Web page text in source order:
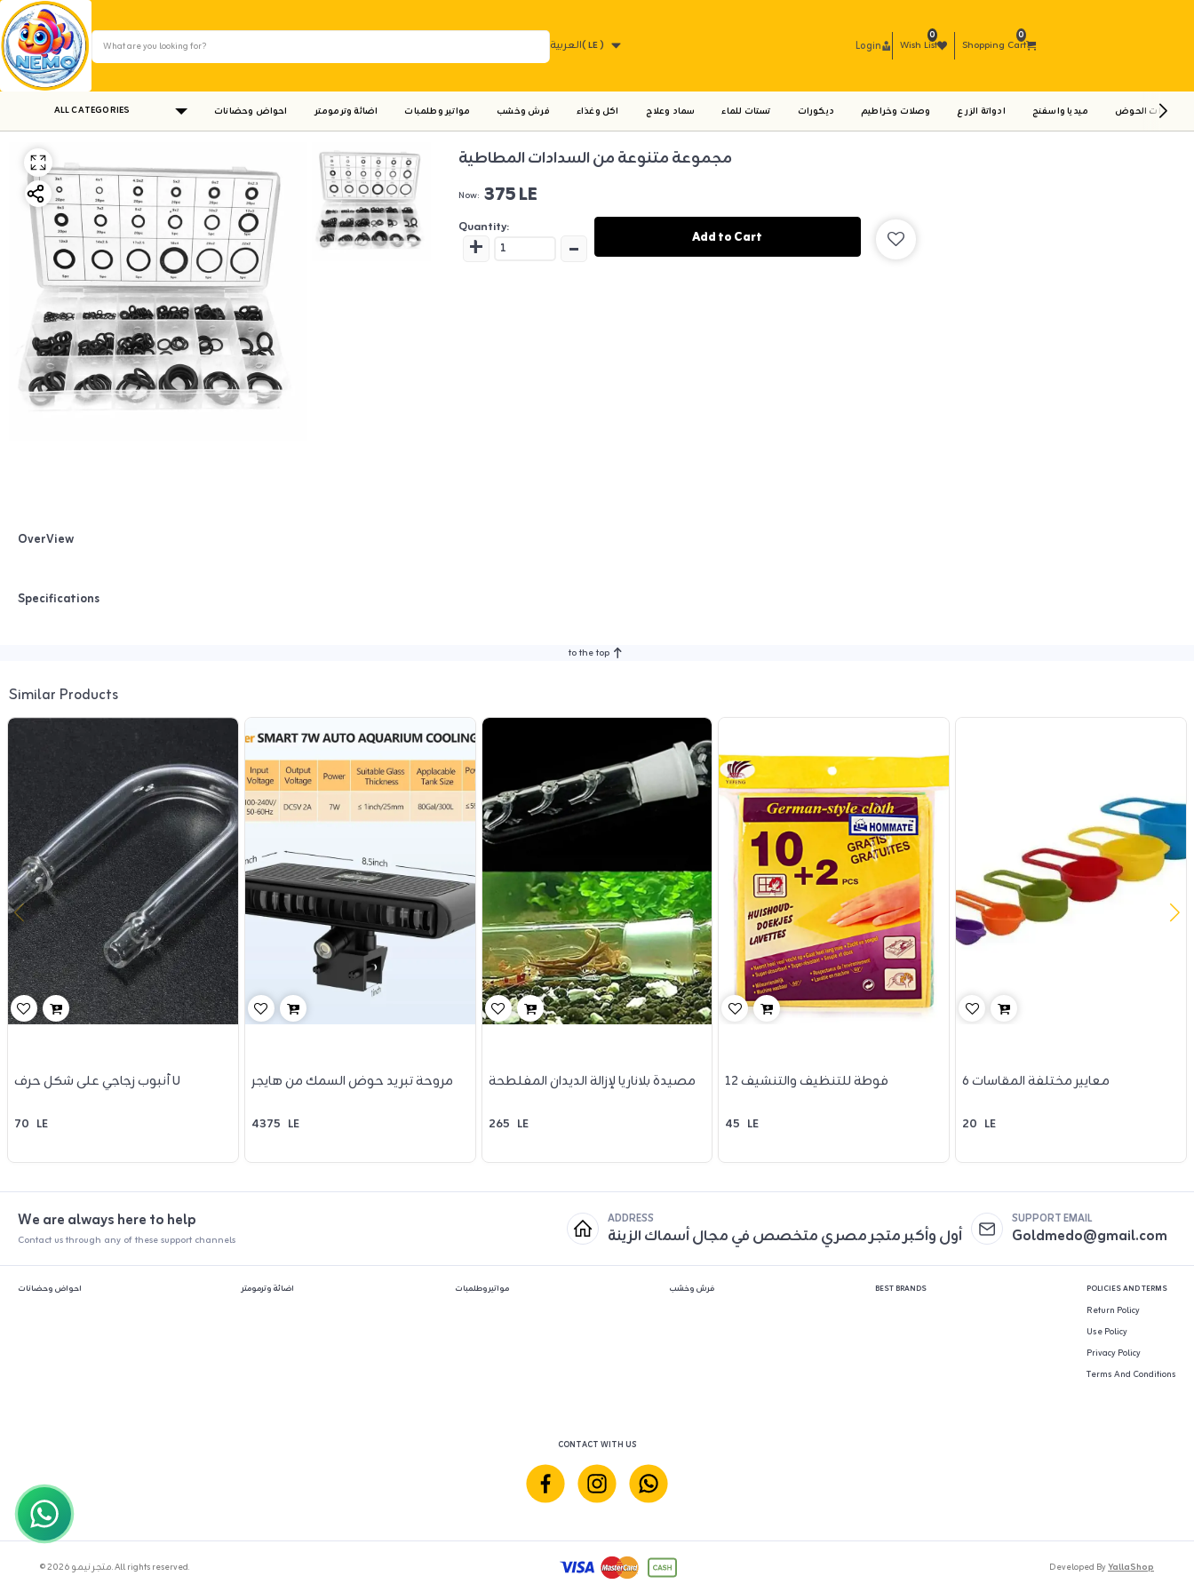
العربية( LE ) Login Wish List
0
Shopping Cart
0
ALL CATEGORIES احواض وحضانات اضائة وترمومتر مواتير وطلمبات فرش وخشب اكل وغذاء سماد وعلاج تستات للماء ديكورات وصلات وخراطيم ادواتة الزرع ميديا واسفنج ادوات الحوض
مجموعة متنوعة من السدادات المطاطية
Now: 375 LE
Quantity:
+ - Add to Cart
OverView
Specifications
to the top
Similar Products
أنبوب زجاجي على شكل حرف U
70 LE
مروحة تبريد حوض السمك من هايجر
4375 LE
مصيدة بلاناريا لإزالة الديدان المفلطحة
265 LE
12 فوطة للتنظيف والتنشيف
45 LE
6 معايير مختلفة المقاسات
20 LE
We are always here to help
Contact us through any of these support channels
ADDRESS
أول وأكبر متجر مصري متخصص في مجال أسماك الزينة
SUPPORT EMAIL
Goldmedo@gmail.com
احواض وحضانات اضائة وترمومتر مواتير وطلمبات فرش وخشب BEST BRANDS POLICIES AND TERMS
Return Policy
Use Policy
Privacy Policy
Terms And Conditions
CONTACT WITH US
© 2026 متجر نيمو. All rights reserved. Developed ByYallaShop